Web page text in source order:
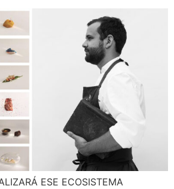
ESE ECOSISTEMA